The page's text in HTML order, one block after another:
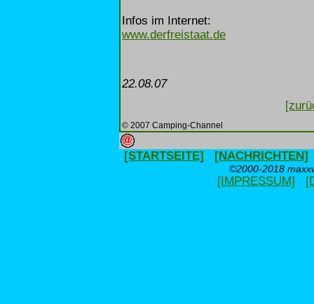
Infos im Internet:
www.derfreistaat.de
22.08.07
© 2007 Camping-Channel
[STARTSEITE] [NACHRICHTEN]
©2000-2018
[IMPRESSUM]